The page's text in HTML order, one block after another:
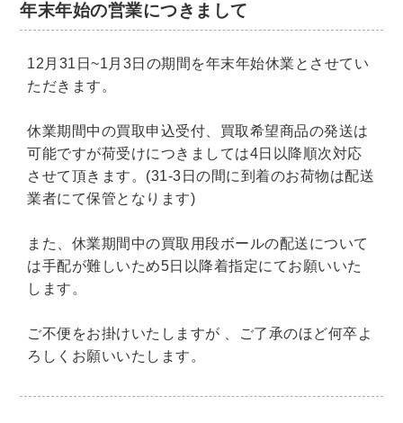
政治・法学書
社会学
福祉 ・NGO・NPO
歴史書・地理
世界史 他歴史地理学
地図・地理・地域研究
日本史
考古学書
経済書・経営書・ビジネス書
ビジネス書
マーケティング・セールス
経済学・経済事情
経理・アカウンティング
金融・ファイナンス・投資
アート・建築・デザイン・音楽
年末年始の営業につきまして
12月31日~1月3日の期間を年末年始休業とさせてい
ただきます。
休業期間中の買取申込受付、買取希望商品の発送は
可能ですが荷受けにつきましては4日以降順次対応
させて頂きます。(31-3日の間に到着のお荷物は配送
業者にて保管となります)
また、休業期間中の買取用段ボールの配送について
は手配が難しいため5日以降着指定にてお願いいた
します。
ご不便をお掛けいたしますが 、ご了承のほど何卒よ
ろしくお願いいたします。